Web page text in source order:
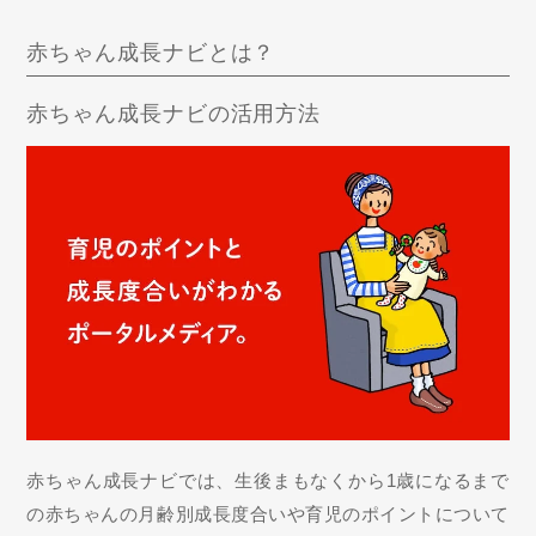
赤ちゃん成長ナビとは？
赤ちゃん成長ナビの活用方法
赤ちゃん成長ナビでは、生後まもなくから1歳になるまで
の赤ちゃんの月齢別成長度合いや育児のポイントについて